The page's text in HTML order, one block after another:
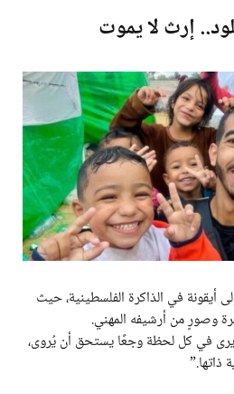
إرث لا يموت
في الذاكرة الفلسطينية، حيث
وصورٍ من أرشيفه المهني.
في كل لحظة وجعًا يستحق أن يُروى،
ذاتها.”